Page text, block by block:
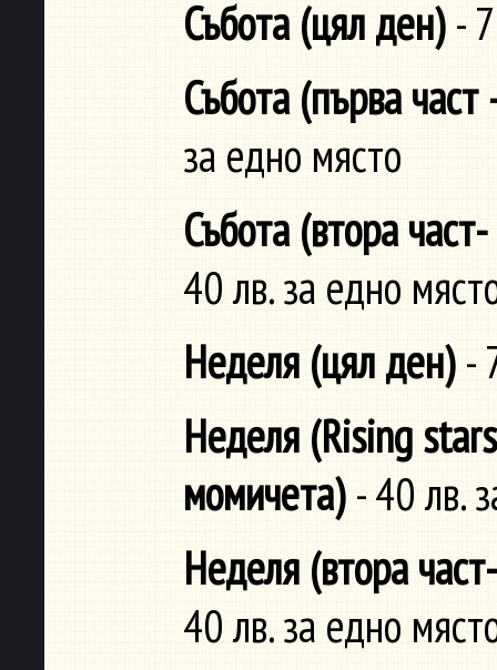
Събота (цял ден)-
Събота (първа част
за едно място
Събота (втора
40 лв. за едно
Неделя (цял ден)-
Неделя (Rising
момичета)- 40 лв.
Неделя (втора
40 лв. за едно